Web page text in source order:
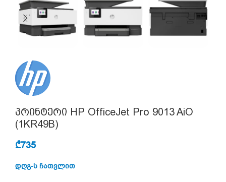
პრინტერი HP OfficeJet Pro 9013 AiO
(1KR49B)
₾735
დღგ-ს ჩათვლით